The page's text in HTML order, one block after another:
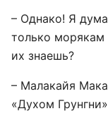
– Однако! Я
только
их знаешь?
– Малакайя
«Духом